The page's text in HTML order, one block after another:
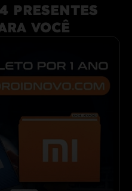
PRESENTES
VOCÊ